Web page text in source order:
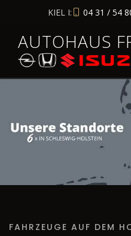
KIEL I: 04 31 / 54
AUTOHAUS
FAHRZEUGE AUF DEM